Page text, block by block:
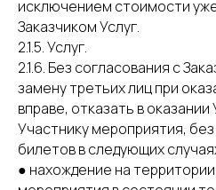
исключением стоимости
Заказчиком Услуг.
2.1.5. Услуг.
2.1.6. Без согласования с
замену третьих лиц при
вправе, отказать в оказании
Участнику мероприятия,
билетов в следующих
● нахождение на